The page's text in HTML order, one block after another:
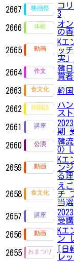
2667
コ
3
2666
オ
の
2665
Kエ
ッ
実」
2664
韓
賞
2663
韓
2662
ハ
ス
2661
期
2660
韓
O〉
2659
Kエ
ン
る
2658
え
チ
当
2657
受
2656
Kエ
ン
2655
[日
レ